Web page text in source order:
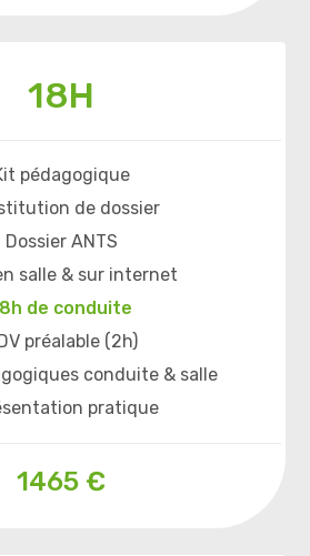
18H
pédagogique
de dossier
Dossier ANTS
salle & sur internet
de conduite
préalable (2h)
conduite & salle
pratique
1465 €